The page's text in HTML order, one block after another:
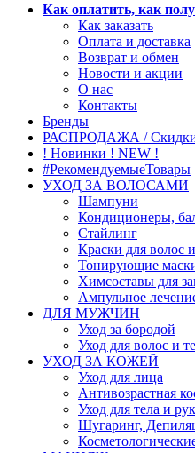
Как оплатить, как
Как заказать
Оплата и доставка
Возврат и обмен
Новости и акции
О нас
Контакты
Бренды
РАСПРОДАЖА / Скидки
! Новинки ! NEW !
#РекомендуемыеТовары
УХОД ЗА ВОЛОСАМИ
Шампуни
Кондиционеры,
Стайлинг
Краски для волос
Тонирующие
Химсоставы для
Ампульное
ДЛЯ МУЖЧИН
Уход за бородой
Уход для волос и
УХОД ЗА КОЖЕЙ
Уход для лица
Антивозрастная
Уход для тела и рук
Шугаринг,